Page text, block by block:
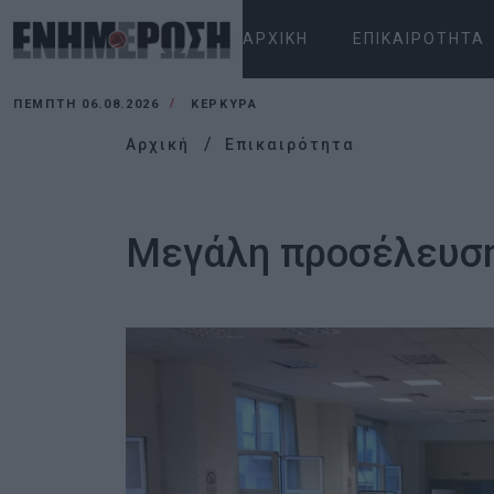
ΑΡΧΙΚΉ ΕΠΙΚΑΙΡΌΤΗΤΑ
ΠΈΜΠΤΗ 06.08.2026 ΚΕΡΚΥΡΑ
Αρχική Επικαιρότητα
Μεγάλη